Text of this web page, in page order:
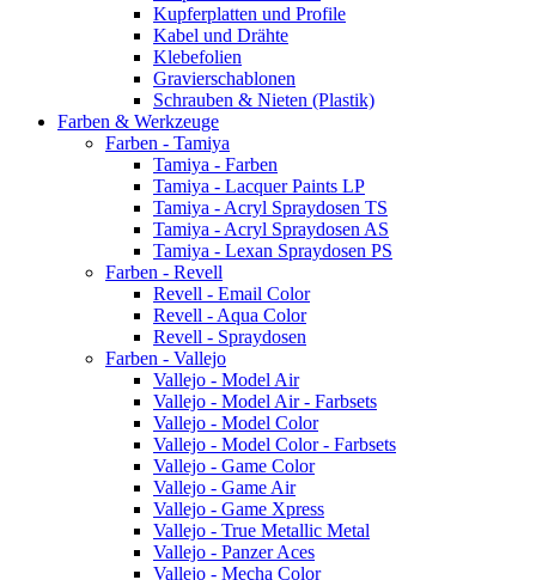
Kupferplatten und Profile
Kabel und Drähte
Klebefolien
Gravierschablonen
Schrauben & Nieten (Plastik)
Farben & Werkzeuge
Farben - Tamiya
Tamiya - Farben
Tamiya - Lacquer Paints LP
Tamiya - Acryl Spraydosen TS
Tamiya - Acryl Spraydosen AS
Tamiya - Lexan Spraydosen PS
Farben - Revell
Revell - Email Color
Revell - Aqua Color
Revell - Spraydosen
Farben - Vallejo
Vallejo - Model Air
Vallejo - Model Air - Farbsets
Vallejo - Model Color
Vallejo - Model Color - Farbsets
Vallejo - Game Color
Vallejo - Game Air
Vallejo - Game Xpress
Vallejo - True Metallic Metal
Vallejo - Panzer Aces
Vallejo - Mecha Color